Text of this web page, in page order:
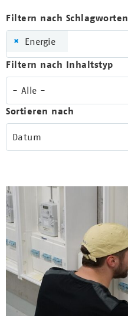
Filtern nach Schlagworten
× Energie
Filtern nach Inhaltstyp
- Alle -
Sortieren nach
Datum